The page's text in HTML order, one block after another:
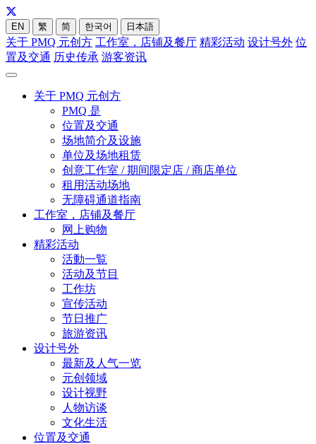
EN 繁 简 한국어 日本語
关于 PMQ 元创方 工作室，店铺及餐厅 精彩活动 设计号外 位
置及交通 历史传承 游客资讯
关于 PMQ 元创方
PMQ 是
位置及交通
场地简介及设施
单位及场地租赁
创意工作室 / 期间限定店 / 商店单位
租用活动场地
无障碍通道指南
工作室，店铺及餐厅
网上购物
精彩活动
活動一覧
活动及节目
工作坊
宣传活动
节日推广
旅游资讯
设计号外
最新及人气一览
元创领域
设计视野
人物访谈
文化生活
位置及交通